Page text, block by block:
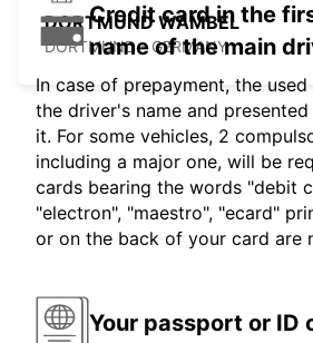
DORTMUND WAMBEL
DORTMUND - GERMANY
Credit card in the
name of the main
In case of prepayment, the
the driver's name and
it. For some vehicles, 2
including a major one, will be
cards bearing the words "debit
"electron", "maestro", "ecard"
or on the back of your card are
Your passport or ID